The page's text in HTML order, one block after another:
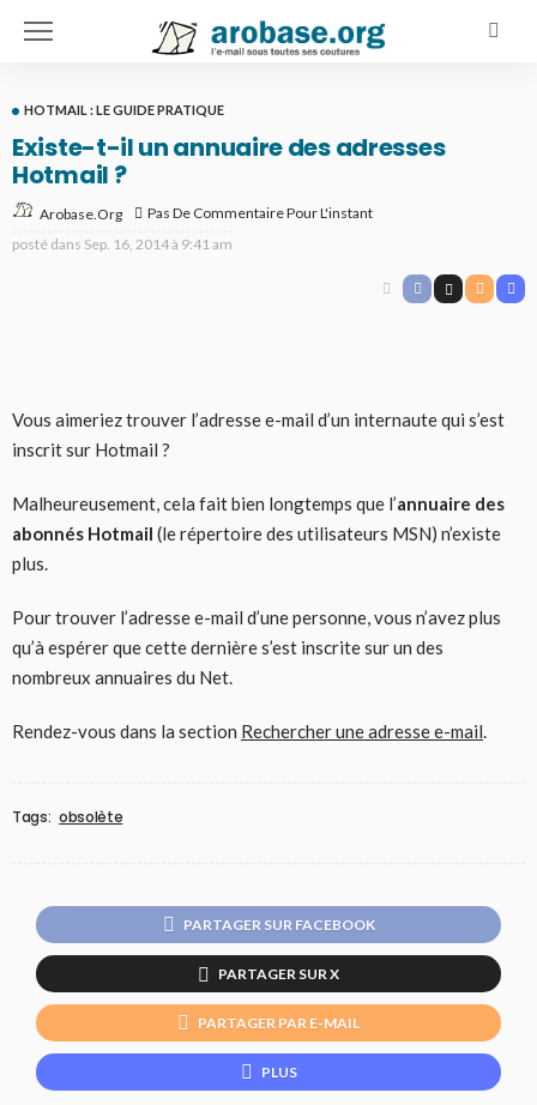
HOTMAIL : LE GUIDE PRATIQUE
Existe-t-il un annuaire des adresses
Hotmail ?
Arobase.org
Pas De Commentaire Pour L'instant
posté dans Sep. 16, 2014 à 9:41 am
Vous aimeriez trouver l’adresse e-mail d’un internaute qui s’est
inscrit sur Hotmail ?
Malheureusement, cela fait bien longtemps que l’annuaire des
abonnés Hotmail (le répertoire des utilisateurs MSN) n’existe
plus.
Pour trouver l’adresse e-mail d’une personne, vous n’avez plus
qu’à espérer que cette dernière s’est inscrite sur un des
nombreux annuaires du Net.
Rendez-vous dans la section Rechercher une adresse e-mail.
Tags: obsolète
PARTAGER SUR FACEBOOK
PARTAGER SUR X
PARTAGER PAR E-MAIL
PLUS